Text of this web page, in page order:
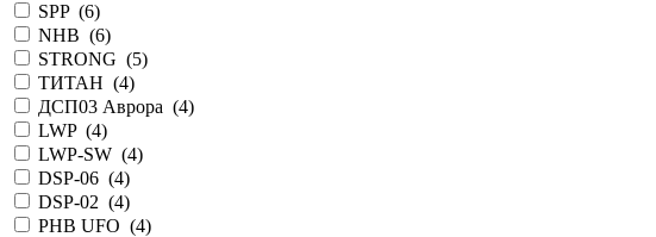
SPP (6)
NHB (6)
STRONG (5)
ТИТАН (4)
ДСП03 Аврора (4)
LWP (4)
LWP-SW (4)
DSP-06 (4)
DSP-02 (4)
PHB UFO (4)